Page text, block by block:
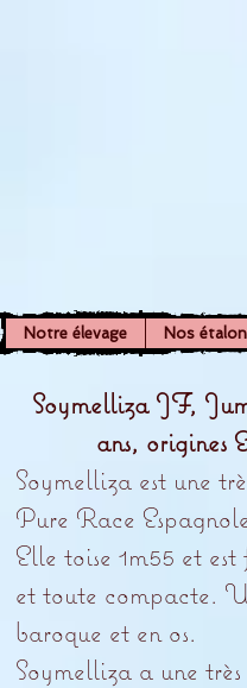
Notre élevage Nos
Soymelliza JF,
ans, origines
Soymelliza est une
Pure Race
Elle toise 1m55 et
et toute compacte.
baroque et en os.
Soymelliza a une